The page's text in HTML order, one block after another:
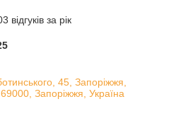
за рік
45, Запоріжжя,
Запоріжжя, Україна